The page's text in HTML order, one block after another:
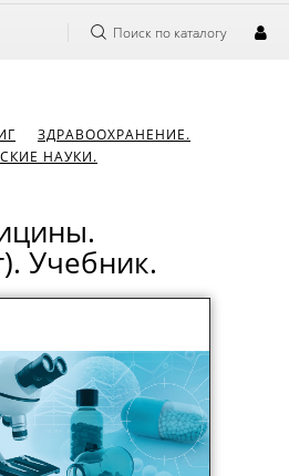
Поиск по каталогу
ЗДРАВООХРАНЕНИЕ.
НАУКИ.
Учебник.